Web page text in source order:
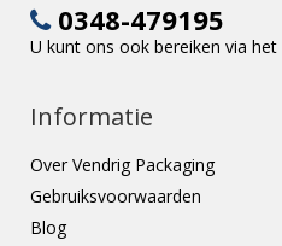
0348-479195
U kunt ons ook bereiken via het
Informatie
Over Vendrig Packaging
Gebruiksvoorwaarden
Blog